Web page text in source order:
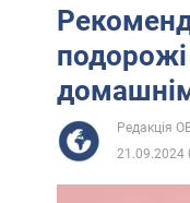
США
Африка
Редакція
21.09.2024